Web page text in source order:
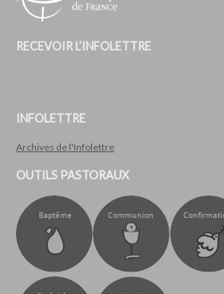
RECEVOIR L’INFOLETTRE
INFOLETTRE
Archives de l'Infolettre
OUTILS PASTORAUX